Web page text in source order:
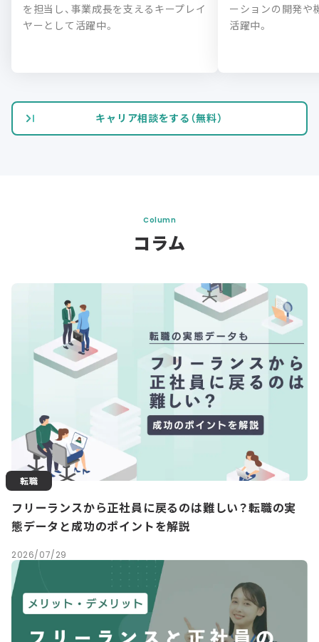
を担当し、事業成長を支えるキープレイ
ヤーとして活躍中。
ーションの開発や
活躍中。
キャリア相談をする（無料）
Column
コラム
転職
フリーランスから正社員に戻るのは難しい？転職の実
態データと成功のポイントを解説
2026/07/29